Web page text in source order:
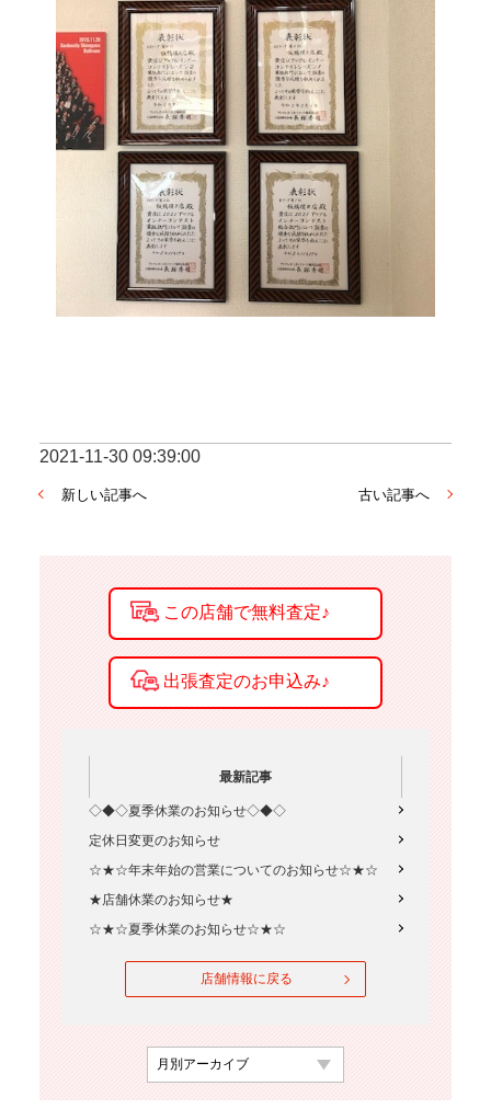
2021-11-30 09:39:00
新しい記事へ 古い記事へ
最新記事
◇◆◇夏季休業のお知らせ◇◆◇
定休日変更のお知らせ
☆★☆年末年始の営業についてのお知らせ☆★☆
★店舗休業のお知らせ★
☆★☆夏季休業のお知らせ☆★☆
店舗情報に戻る